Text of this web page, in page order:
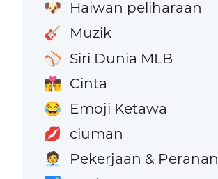
🐶 Haiwan peliharaan
🎸 Muzik
⚾ Siri Dunia MLB
👩‍❤️‍💋‍👨 Cinta
😂 Emoji Ketawa
💋 ciuman
🧑‍💼 Pekerjaan & Peranan